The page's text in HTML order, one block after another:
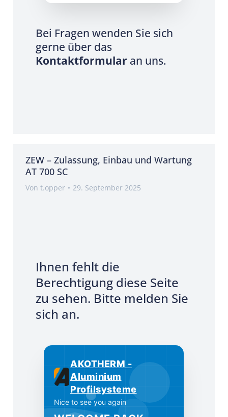
Bei Fragen wenden Sie sich
gerne über das
Kontaktformular an uns.
ZEW – Zulassung, Einbau und Wartung
AT 700 SC
Von t.opper 29. September 2025
Ihnen fehlt die
Berechtigung diese Seite
zu sehen. Bitte melden Sie
sich an.
AKOTHERM -
Aluminium
Profilsysteme
Nice to see you again